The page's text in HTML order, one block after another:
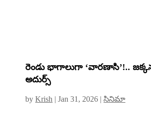
రెండు భాగాలుగా ‘వారణాసి’!..
అదుర్స్
byKrish |Jan 31, 2026 |సినిమా